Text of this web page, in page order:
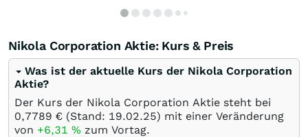
Nikola Corporation Aktie: Kurs & Preis
Was ist der aktuelle Kurs der Nikola Corporation
Aktie?
Der Kurs der Nikola Corporation Aktie steht bei
0,7789 € (Stand: 19.02.25) mit einer Veränderung
von +6,31 % zum Vortag.